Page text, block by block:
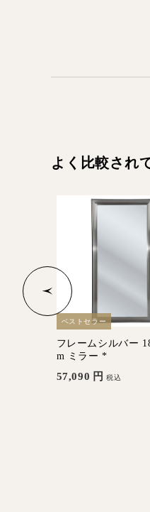
よく比較され
ベストセラー
フレームシルバー
m ミラー *
57,090 円 税込